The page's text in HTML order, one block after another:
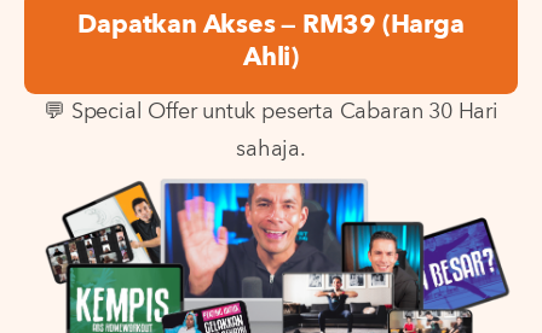
Dapatkan Akses — RM39 (Harga
Ahli)
💬 Special Offer untuk peserta Cabaran 30 Hari
sahaja.